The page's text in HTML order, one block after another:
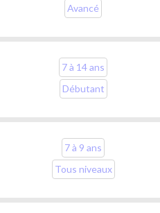
Avancé
7 à 14 ans
Débutant
7 à 9 ans
Tous niveaux